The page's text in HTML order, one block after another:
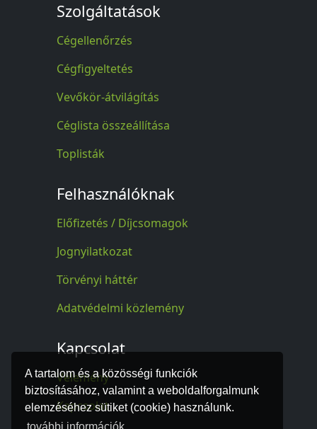
A tartalom és a közösségi funkciók
biztosításához, valamint a weboldalforgalmunk
elemzéséhez sütiket (cookie) használunk.
Szolgáltatások
Cégellenőrzés
Cégfigyeltetés
Vevőkör-átvilágítás
Céglista összeállítása
Toplisták
Felhasználóknak
Előfizetés / Díjcsomagok
Jognyilatkozat
Törvényi háttér
Adatvédelmi közlemény
Kapcsolat
Vélemény
Kapcsolat